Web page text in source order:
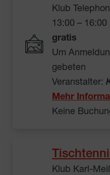
Klub
13:00 – 16:00
gratis
Um
gebeten
Veranstalter:
Mehr
Keine
Klub Karl-